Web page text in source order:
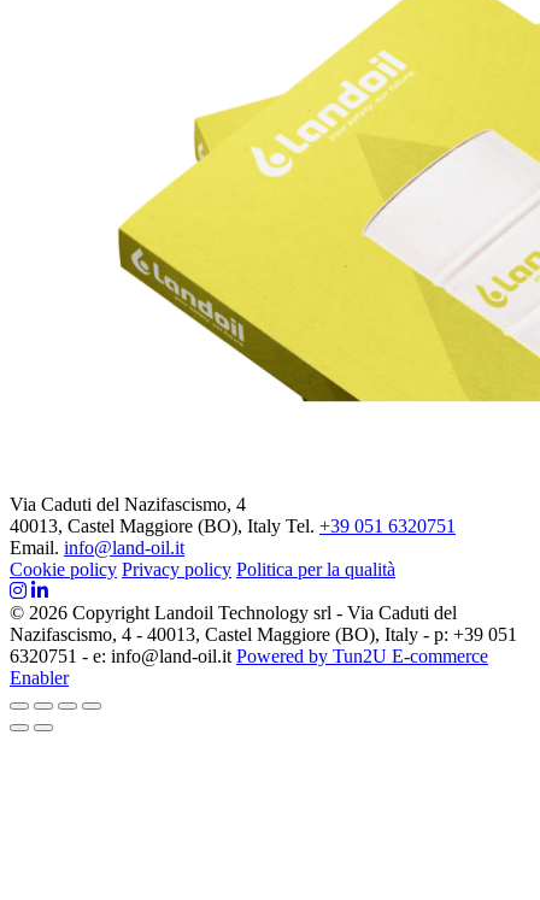
Via Caduti del Nazifascismo, 4
40013, Castel Maggiore (BO), Italy Tel. +39 051 6320751
Email. info@land-oil.it
Cookie policy Privacy policy Politica per la qualità
© 2026 Copyright Landoil Technology srl - Via Caduti del
Nazifascismo, 4 - 40013, Castel Maggiore (BO), Italy - p: +39 051
6320751 - e: info@land-oil.it Powered by Tun2U E-commerce
Enabler